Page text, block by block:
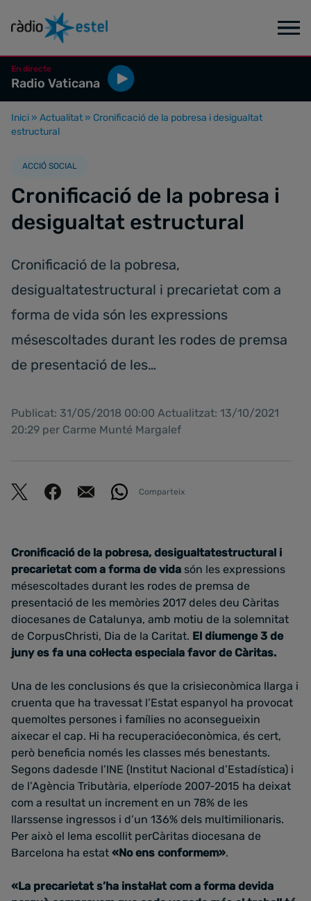
En directe
Radio Vaticana
Inici » Actualitat » Cronificació de la pobresa i desigualtat
estructural
ACCIÓ SOCIAL
Cronificació de la pobresa i
desigualtat estructural
Cronificació de la pobresa,
desigualtatestructural i precarietat com a
forma de vida són les expressions
mésescoltades durant les rodes de premsa
de presentació de les…
Publicat: 31/05/2018 00:00 Actualitzat: 13/10/2021
20:29 per Carme Munté Margalef
Comparteix
Cronificació de la pobresa, desigualtatestructural i
precarietat com a forma de vida són les expressions
mésescoltades durant les rodes de premsa de
presentació de les memòries 2017 deles deu Càritas
diocesanes de Catalunya, amb motiu de la solemnitat
de CorpusChristi, Dia de la Caritat. El diumenge 3 de
juny es fa una col·lecta especiala favor de Càritas.
Una de les conclusions és que la crisieconòmica llarga i
cruenta que ha travessat l’Estat espanyol ha provocat
quemoltes persones i famílies no aconsegueixin
aixecar el cap. Hi ha recuperacióeconòmica, és cert,
però beneficia només les classes més benestants.
Segons dadesde l’INE (Institut Nacional d’Estadística) i
de l’Agència Tributària, elperíode 2007-2015 ha deixat
com a resultat un increment en un 78% de les
llarssense ingressos i d’un 136% dels multimilionaris.
Per això el lema escollit perCàritas diocesana de
Barcelona ha estat «No ens conformem».
«La precarietat s’ha instal·lat com a forma devida